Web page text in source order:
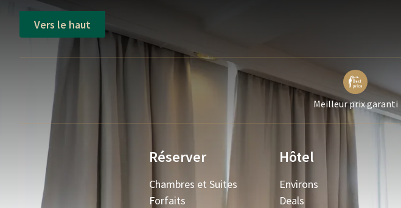
Vers le haut
Meilleur prix garanti
Réserver
Chambres et Suites
Forfaits
Hôtel
Environs
Deals